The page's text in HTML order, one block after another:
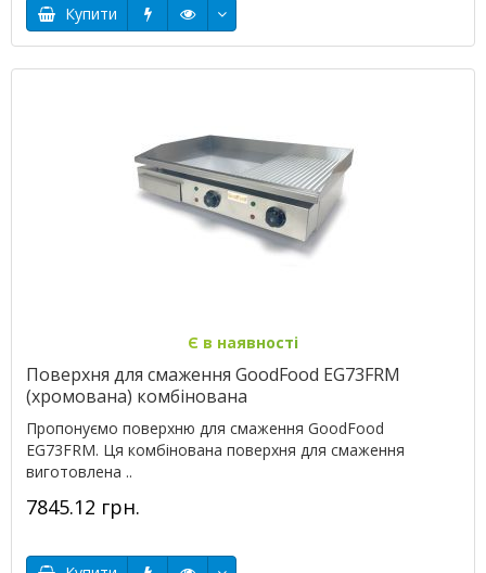
Купити
Є в наявності
Поверхня для смаження GoodFood EG73FRM
(хромована) комбінована
Пропонуємо поверхню для смаження GoodFood
EG73FRM. Ця комбінована поверхня для смаження
виготовлена ..
7845.12 грн.